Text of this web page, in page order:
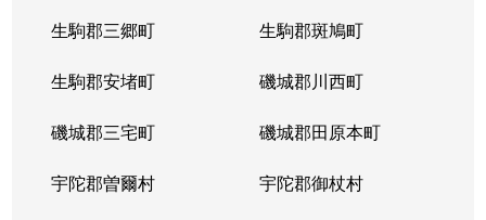
生駒郡三郷町 生駒郡斑鳩町
生駒郡安堵町 磯城郡川西町
磯城郡三宅町 磯城郡田原本町
宇陀郡曽爾村 宇陀郡御杖村